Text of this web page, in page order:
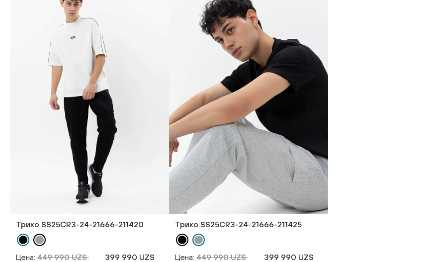
Трико SS25CR3-24-21666-211420
Цена: 449 990 UZS 399 990 UZS
Трико SS25CR3-24-21666-211425
Цена: 449 990 UZS 399 990 UZS